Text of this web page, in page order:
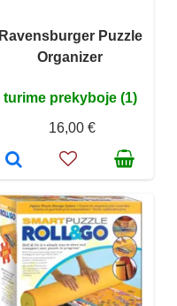
Ravensburger Puzzle
Organizer
turime prekyboje (1)
16,00 €